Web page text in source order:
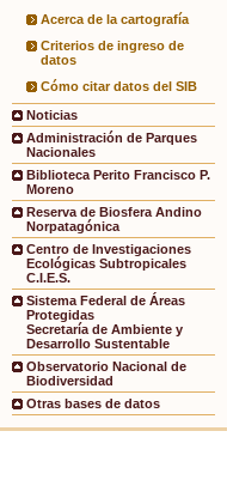
Acerca de la cartografía
Criterios de ingreso de
datos
Cómo citar datos del SIB
Noticias
Administración de Parques
Nacionales
Biblioteca Perito Francisco P.
Moreno
Reserva de Biosfera Andino
Norpatagónica
Centro de Investigaciones
Ecológicas Subtropicales
C.I.E.S.
Sistema Federal de Áreas
Protegidas
Secretaría de Ambiente y
Desarrollo Sustentable
Observatorio Nacional de
Biodiversidad
Otras bases de datos